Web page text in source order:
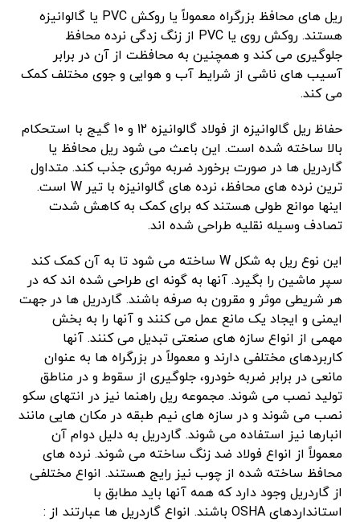
ریل های محافظ بزرگراه معمولاً یا روکش PVC یا گالوانیزه
هستند. روکش روی یا PVC از زنگ زدگی نرده محافظ
جلوگیری می کند و همچنین به محافظت از آن در برابر
آسیب های ناشی از شرایط آب و هوایی و جوی مختلف کمک
می کند.
حفاظ ریل گالوانیزه از فولاد گالوانیزه 12 و 10 گیج با استحکام
بالا ساخته شده است. این باعث می شود ریل محافظ یا
گاردریل ها در صورت برخورد ضربه موثری جذب کند. متداول
ترین نرده های محافظ، نرده های گالوانیزه با تیر W است.
اینها موانع طولی هستند که برای کمک به کاهش شدت
تصادف وسیله نقلیه طراحی شده اند.
این نوع ریل به شکل W ساخته می شود تا به آن کمک کند
سپر ماشین را بگیرد. آنها به گونه ای طراحی شده اند که در
هر شریطی موثر و مقرون به صرفه باشند. گاردریل ها در جهت
ایمنی و ایجاد یک مانع عمل می کنند و آنها را به بخش
مهمی از انواع سازه های صنعتی تبدیل می کنند. آنها
کاربردهای مختلفی دارند و معمولاً در بزرگراه ها به عنوان
مانعی در برابر ضربه خودرو، جلوگیری از سقوط و در مناطق
تولید نصب می شوند. مجموعه ریل راهنما نیز در انتهای سکو
نصب می شوند و در سازه های نیم طبقه در مکان هایی مانند
انبارها نیز استفاده می شوند. گاردریل به دلیل دوام آن
معمولاً از انواع فولاد ضد زنگ ساخته می شوند. نرده های
محافظ ساخته شده از چوب نیز رایج هستند. انواع مختلفی
از گاردریل وجود دارد که همه آنها باید مطابق با
استانداردهای OSHA باشند. انواع گاردریل ها عبارتند از :